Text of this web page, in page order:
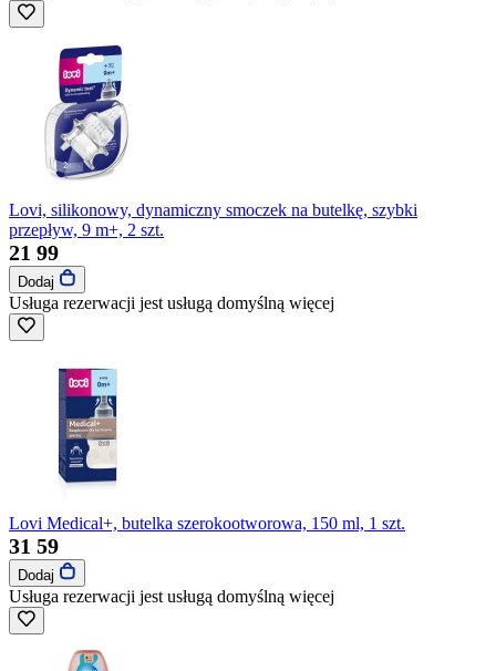
Lovi, silikonowy, dynamiczny smoczek na butelkę, szybki
przepływ, 9 m+, 2 szt.
21 99
Dodaj
Usługa rezerwacji jest usługą domyślną więcej
Lovi Medical+, butelka szerokootworowa, 150 ml, 1 szt.
31 59
Dodaj
Usługa rezerwacji jest usługą domyślną więcej